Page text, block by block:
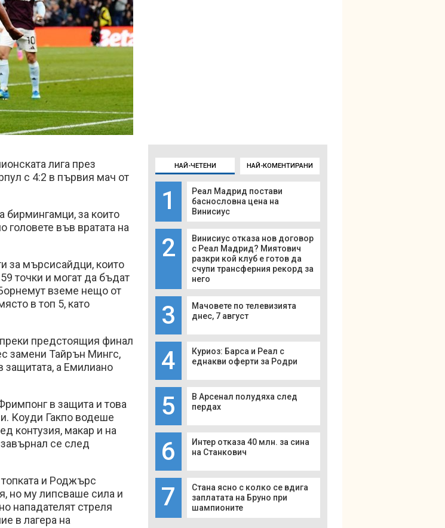
лига през
с 4:2 в първия мач от
бирмингамци, за които
головете във вратата на
за мърсисайдци, които
точки и могат да бъдат
вземе нещо от
в топ 5, като
предстоящия финал
замени Тайрън Мингс,
а Емилиано
в защита и това
Коуди Гакпо водеше
контузия, макар и на
се след
и Роджърс
но му липсваше сила и
нападателят стреля
в лагера на
НАЙ-ЧЕТЕНИ НАЙ-КОМЕНТИРАНИ
1
Реал Мадрид постави
баснословна цена на
Винисиус
2
Винисиус отказа нов договор
с Реал Мадрид? Миятович
разкри кой клуб е готов да
счупи трансферния рекорд за
него
3
Мачовете по телевизията
днес, 7 август
4
Куриоз: Барса и Реал с
еднакви оферти за Родри
5
В Арсенал полудяха след
пердах
6
Интер отказа 40 млн. за сина
на Станкович
7
Стана ясно с колко се вдига
заплатата на Бруно при
шампионите